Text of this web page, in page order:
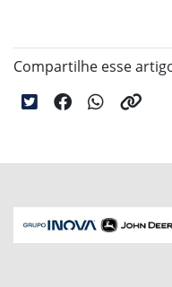
Compartilhe esse